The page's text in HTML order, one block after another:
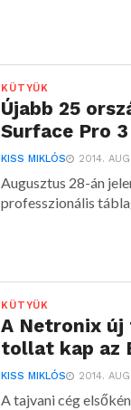
KÜTYÜK
Újabb 25
Surface Pro 3
KISS MIKLÓS 2014.
Augusztus 28-án
professzionális
KÜTYÜK
A Netronix
tollat kap az
KISS MIKLÓS 2014.
A tajvani cég